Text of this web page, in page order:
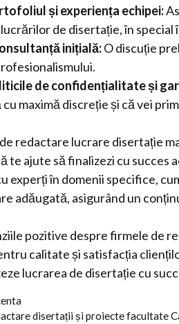
și experiența echipei:
de disertație, în special
inițială:O discuție
de confidențialitate și
maximă discreție și că vei
redactare lucrare disertație
te ajute să finalizezi cu succes
experți în domenii specifice,
adăugată, asigurând un
pozitive despre firmele de
calitate și satisfacția
lucrarea de disertație cu
disertații și proiecte facultate